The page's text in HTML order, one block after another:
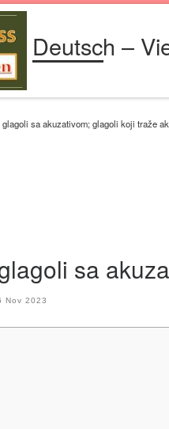
Deutsch –
sa akuzativom; glagoli koji traže
sa
Nov 2023